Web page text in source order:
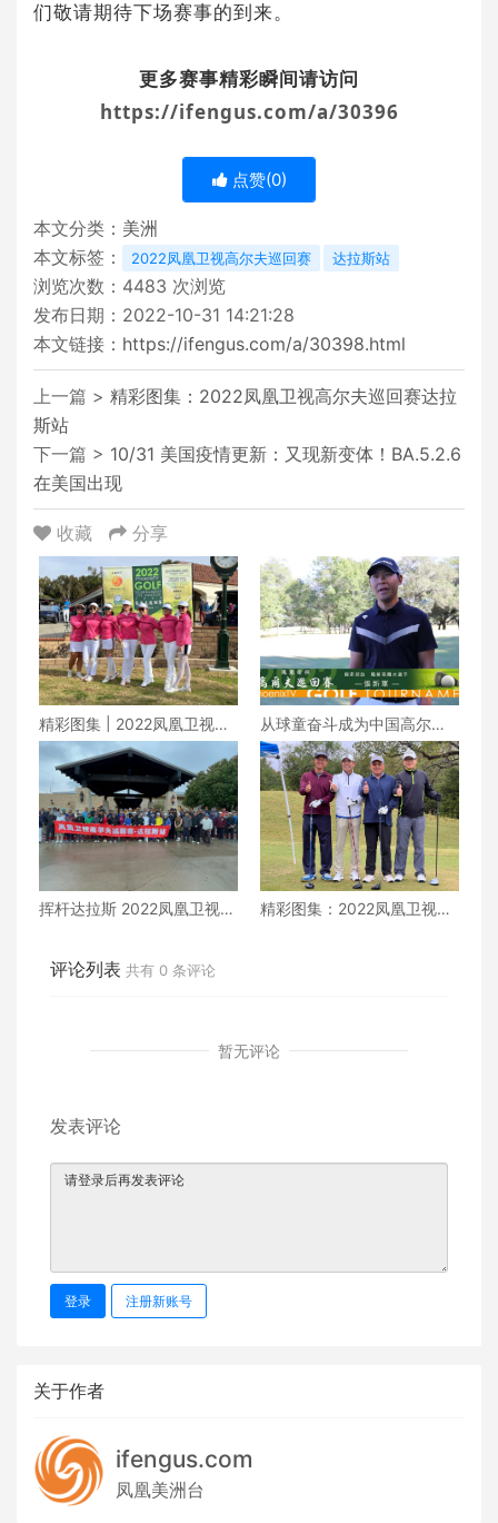
们敬请期待下场赛事的到来。
更多赛事精彩瞬间请访问
https://ifengus.com/a/30396
点赞(0)
本文分类： 美洲
本文标签：
2022凤凰卫视高尔夫巡回赛 达拉斯站
浏览次数： 4483 次浏览
发布日期：2022-10-31 14:21:28
本文链接： https://ifengus.com/a/30398.html
上一篇 > 精彩图集：2022凤凰卫视高尔夫巡回赛达拉
斯站
下一篇 > 10/31 美国疫情更新：又现新变体！BA.5.2.6
在美国出现
收藏 分享
精彩图集 | 2022凤凰卫视高
尔夫巡回赛洛杉矶站
从球童奋斗成为中国高尔夫
传奇人物张新军的故事
挥杆达拉斯 2022凤凰卫视高
精彩图集：2022凤凰卫视高
评论列表 共有 0 条评论
暂无评论
发表评论
登录 注册新账号
关于作者
ifengus.com
凤凰美洲台